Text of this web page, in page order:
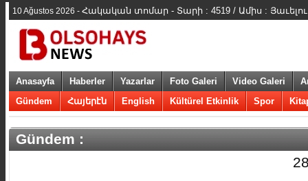
10 Ağustos 2026 - Հակական տոմար - Տարի : 4519 / Ամիս :
Anasayfa Haberler Yazarlar Foto Galeri Video Galeri
Gündem
Հայերէն English Kültürel Etkinlik Spor
Gündem :